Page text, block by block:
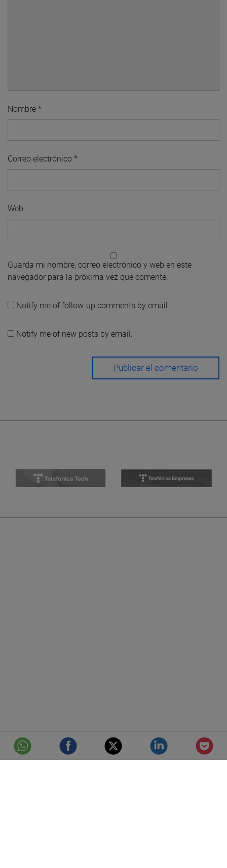
Nombre *
Correo electrónico *
Web
Guarda mi nombre, correo electrónico y web en este
navegador para la próxima vez que comente.
Notify me of follow-up comments by email.
Notify me of new posts by email.